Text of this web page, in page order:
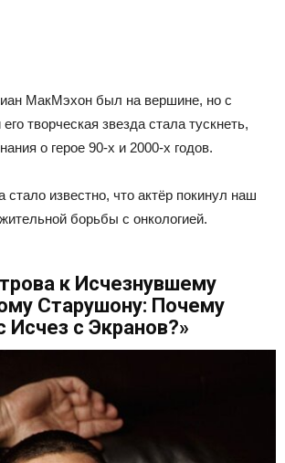
МакМэхон был на вершине, но с
творческая звезда стала тускнеть,
о герое 90-х и 2000-х годов.
стало известно, что актёр покинул наш
борьбы с онкологией.
к Исчезнувшему
Старушону: Почему
с Экранов?»